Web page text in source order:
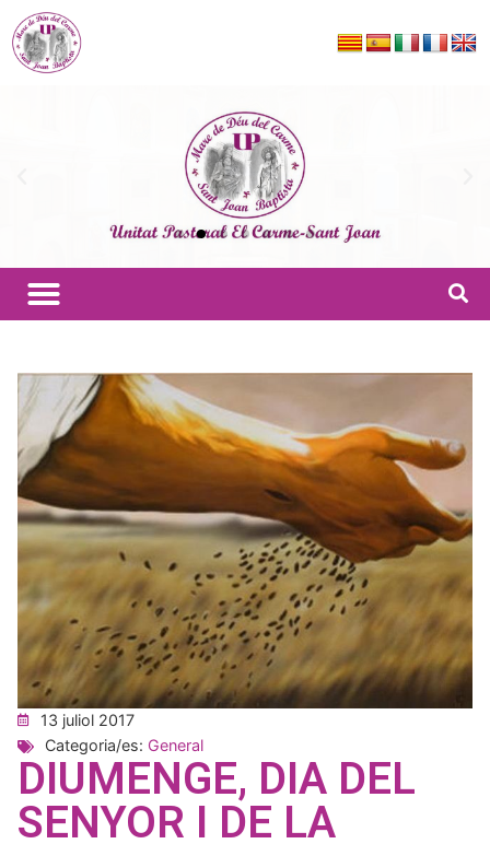
13 juliol 2017
Categoria/es: General
DIUMENGE, DIA DEL
SENYOR I DE LA